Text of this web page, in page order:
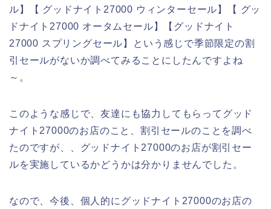
ル】【 グッドナイト27000 ウィンターセール】【 グッ
ドナイト27000 オータムセール】【グッドナイト
27000 スプリングセール】という感じで季節限定の割
引セールがないか調べてみることにしたんですよね
～。
このような感じで、友達にも協力してもらってグッド
ナイト27000のお店のこと、割引セールのことを調べ
たのですが、、グッドナイト27000のお店が割引セー
ルを実施しているかどうかは分かりませんでした。
なので、今後、個人的にグッドナイト27000のお店の